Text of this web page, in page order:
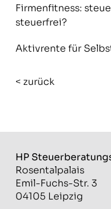
Firmenfitness:
steuerfrei?
Aktivrente für
< zurück
HP
Rosentalpalais
Emil-Fuchs-Str. 3
04105 Leipzig